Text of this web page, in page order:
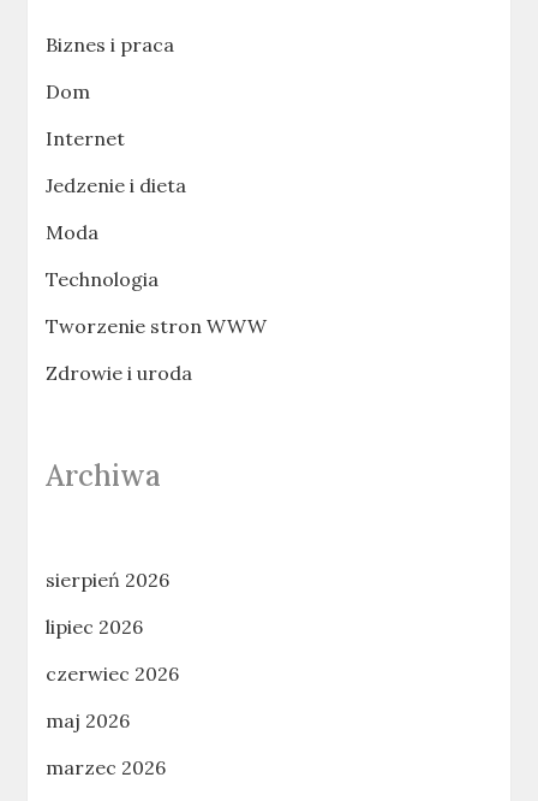
Biznes i praca
Dom
Internet
Jedzenie i dieta
Moda
Technologia
Tworzenie stron WWW
Zdrowie i uroda
Archiwa
sierpień 2026
lipiec 2026
czerwiec 2026
maj 2026
marzec 2026